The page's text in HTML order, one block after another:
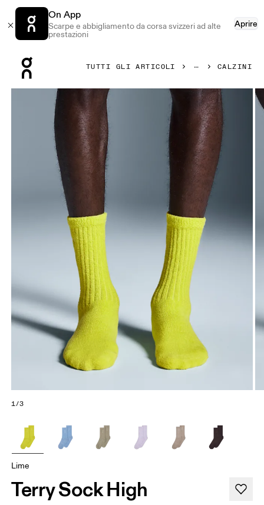
On App
Scarpe e abbigliamento da corsa svizzeri ad alte
prestazioni
Aprire
TUTTI GLI ARTICOLI CALZINI
Prodotto numero 1 di 3 della galleria On Terry Sock High
1/3
Lime
Terry Sock High